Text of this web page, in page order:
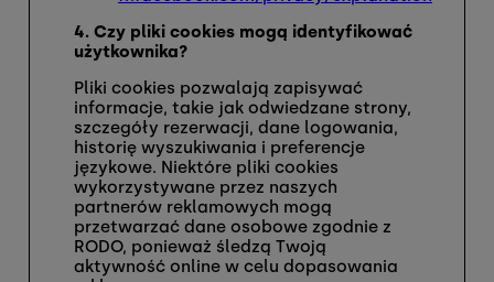
4. Czy pliki cookies mogą identyfikować
użytkownika?
Pliki cookies pozwalają zapisywać
informacje, takie jak odwiedzane strony,
szczegóły rezerwacji, dane logowania,
historię wyszukiwania i preferencje
językowe. Niektóre pliki cookies
wykorzystywane przez naszych
partnerów reklamowych mogą
przetwarzać dane osobowe zgodnie z
RODO, ponieważ śledzą Twoją
aktywność online w celu dopasowania